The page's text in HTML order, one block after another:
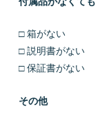
□ 箱がない
□ 説明書がない
□ 保証書がない
その他